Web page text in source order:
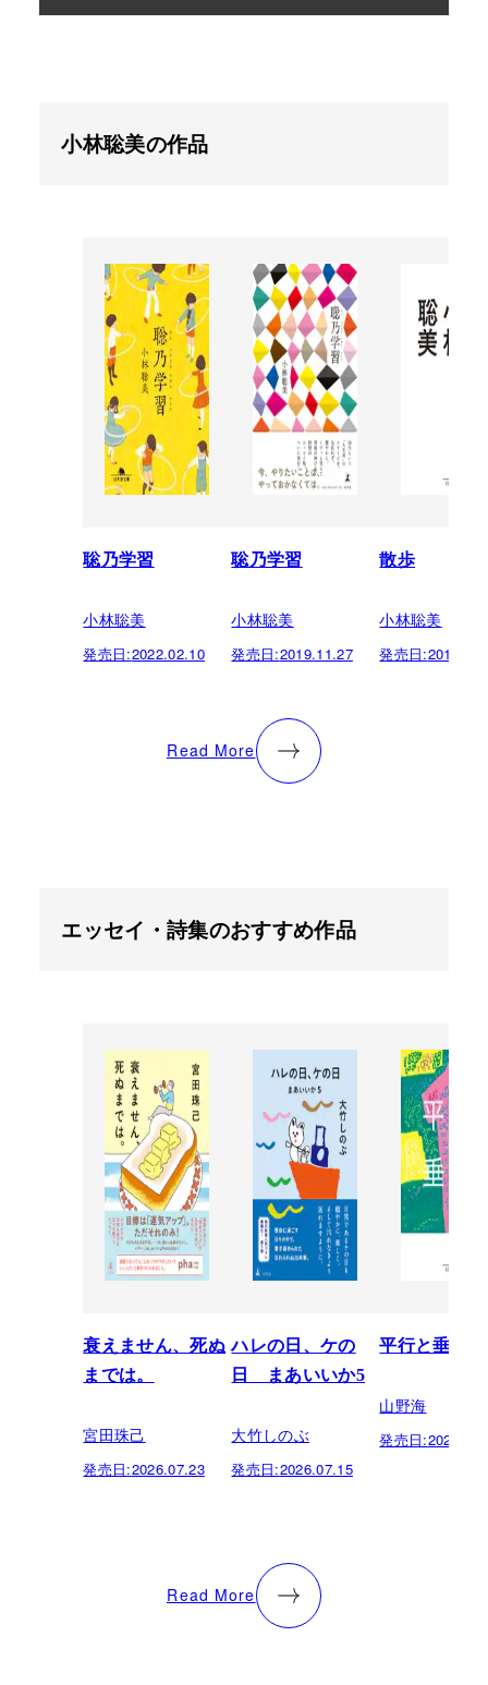
小林聡美の作品
聡乃学習
小林聡美
発売日:2022.02.10
聡乃学習
小林聡美
発売日:2019.11.27
散歩
小林聡美
発売日:
Read More
エッセイ・詩集のおすすめ作品
衰えません、死ぬ
までは。
宮田珠己
発売日:2026.07.23
ハレの日、ケの
日 まあいいか5
大竹しのぶ
発売日:2026.07.15
平行と垂直
山野海
発売日:
Read More